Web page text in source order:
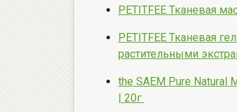
PETITFEE Тканевая
PETITFEE Тканевая
растительными
the SAEM Pure Natural
| 20г